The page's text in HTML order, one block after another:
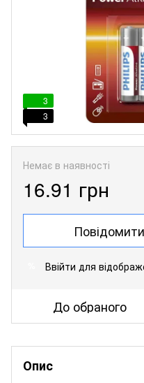
3
3
Немає в наявності
16.91 грн
Ввійти для
До обраного
Опис